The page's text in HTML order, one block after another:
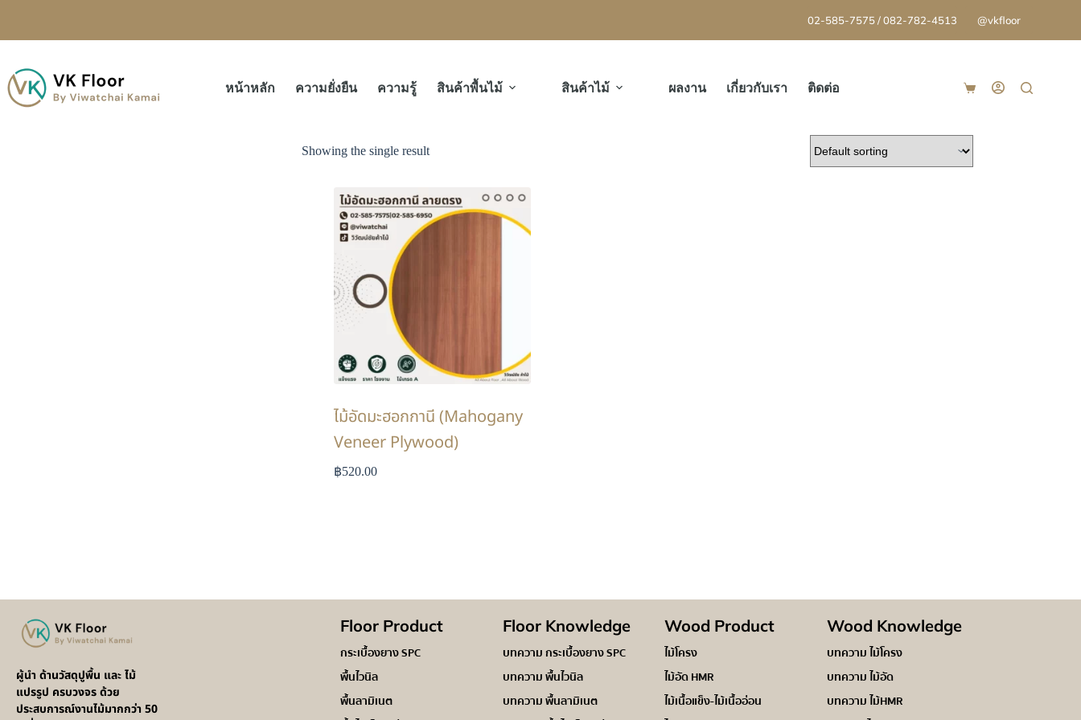
02-585-7575 / 082-782-4513 @vkfloor
หน้าหลัก ความยั่งยืน ความรู้ สินค้าพื้นไม้ สินค้าไม้ ผลงาน เกี่ยวกับเรา ติดต่อ
Showing the single result
ไม้อัดมะฮอกกานี (Mahogany
Veneer Plywood)
฿520.00
ผู้นำ ด้านวัสดุปูพื้น และ ไม้
แปรรูป ครบวงจร ด้วย
ประสบการณ์งานไม้มากกว่า 50
Floor Product
กระเบื้องยาง SPC
พื้นไวนิล
พื้นลามิเนต
Floor Knowledge
บทความ กระเบื้องยาง SPC
บทความ พื้นไวนิล
บทความ พื้นลามิเนต
Wood Product
ไม้โครง
ไม้อัด HMR
ไม้เนื้อแข็ง-ไม้เนื้ออ่อน
Wood Knowledge
บทความ ไม้โครง
บทความ ไม้อัด
บทความ ไม้HMR